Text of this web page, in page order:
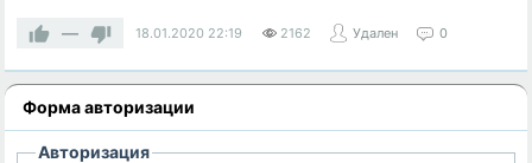
— 18.01.2020 22:19 2162 Удален 0
Форма авторизации
Авторизация